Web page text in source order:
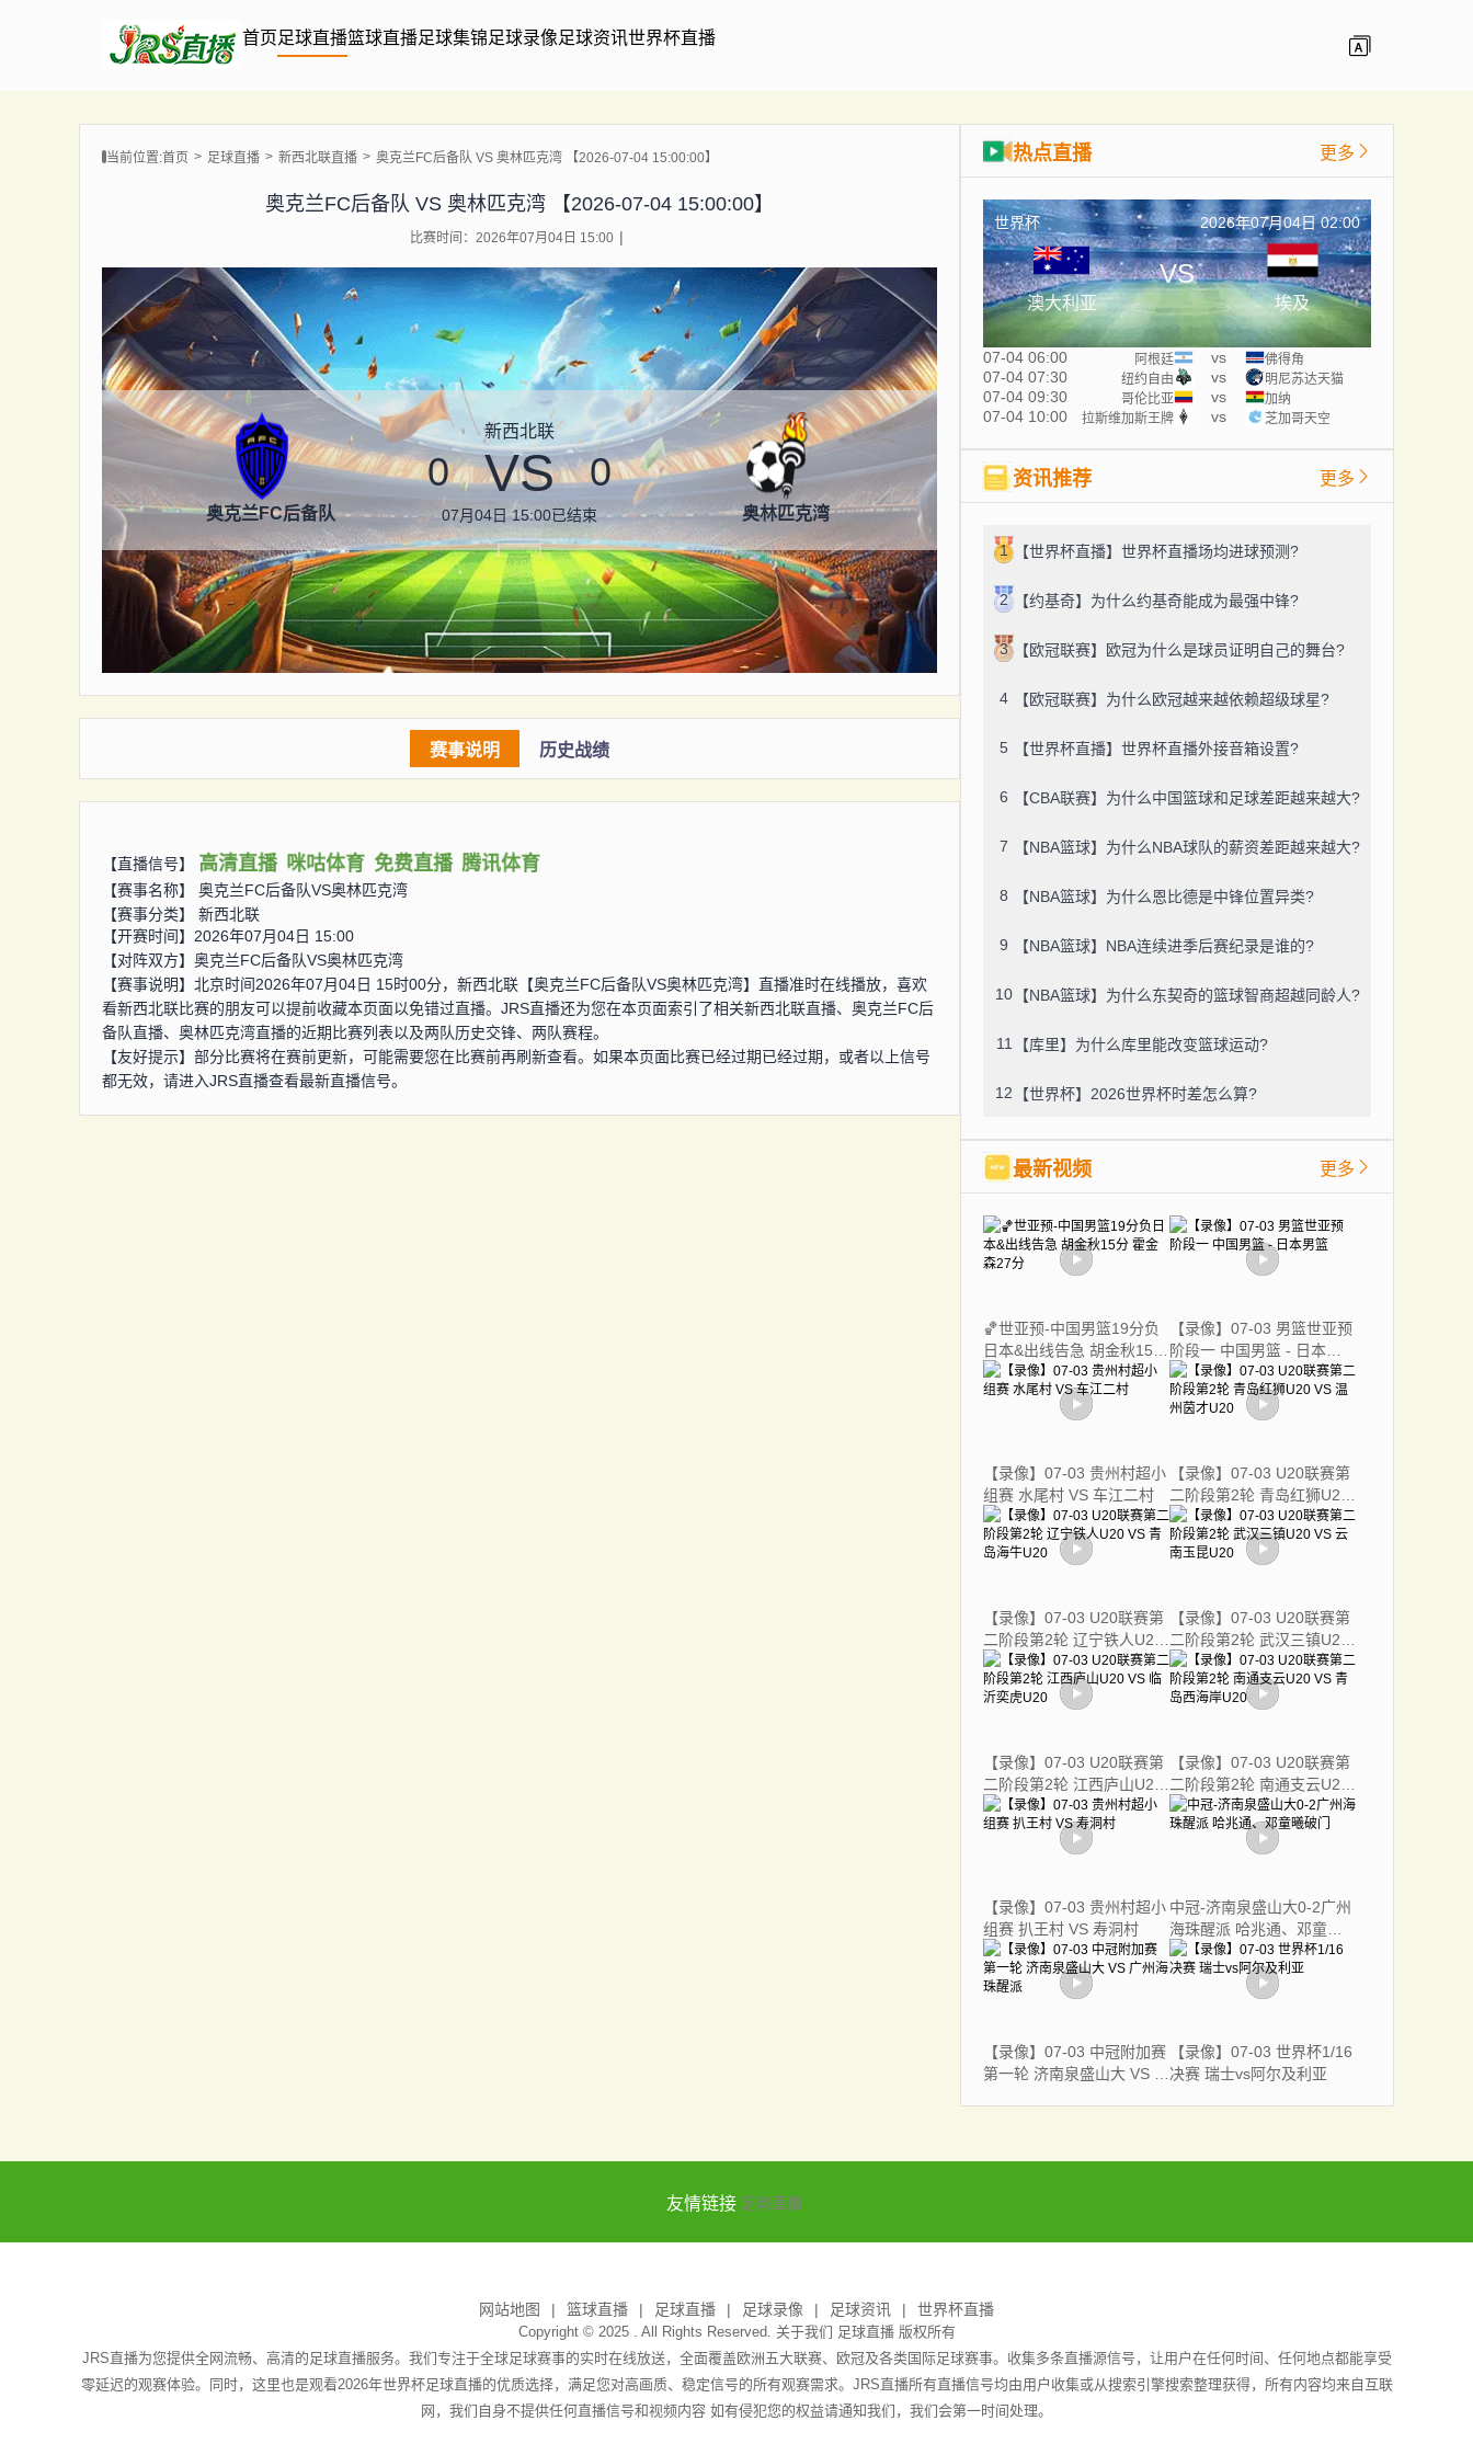
首页足球直播篮球直播足球集锦足球录像足球资讯世界杯直播
当前位置:首页 足球直播 新西北联直播 奥克兰FC后备队 VS 奥林匹克湾 【2026-07-04 15:00:00】
奥克兰FC后备队 VS 奥林匹克湾 【2026-07-04 15:00:00】
比赛时间：2026年07月04日 15:00
奥克兰FC后备队
新西北联
0 VS 0
07月04日 15:00已结束 奥林匹克湾
赛事说明 历史战绩
【直播信号】 高清直播 咪咕体育 免费直播 腾讯体育
【赛事名称】 奥克兰FC后备队VS奥林匹克湾
【赛事分类】 新西北联
【开赛时间】2026年07月04日 15:00
【对阵双方】 奥克兰FC后备队VS奥林匹克湾
【赛事说明】北京时间2026年07月04日 15时00分，新西北联【奥克兰FC后备队VS奥林匹克湾】直播准时在线播放，喜欢
看新西北联比赛的朋友可以提前收藏本页面以免错过直播。JRS直播还为您在本页面索引了相关新西北联直播、奥克兰FC后
备队直播、奥林匹克湾直播的近期比赛列表以及两队历史交锋、两队赛程。
【友好提示】部分比赛将在赛前更新，可能需要您在比赛前再刷新查看。如果本页面比赛已经过期已经过期，或者以上信号
都无效，请进入JRS直播查看最新直播信号。
热点直播 更多
世界杯 2026年07月04日 02:00
澳大利亚
VS
埃及
07-04 06:00 阿根廷 vs 佛得角
07-04 07:30 纽约自由 vs 明尼苏达天猫
07-04 09:30 哥伦比亚 vs 加纳
07-04 10:00 拉斯维加斯王牌 vs 芝加哥天空
资讯推荐 更多
1 【世界杯直播】世界杯直播场均进球预测?
2 【约基奇】为什么约基奇能成为最强中锋?
3 【欧冠联赛】欧冠为什么是球员证明自己的舞台?
4 【欧冠联赛】为什么欧冠越来越依赖超级球星?
5 【世界杯直播】世界杯直播外接音箱设置?
6 【CBA联赛】为什么中国篮球和足球差距越来越大?
7 【NBA篮球】为什么NBA球队的薪资差距越来越大?
8 【NBA篮球】为什么恩比德是中锋位置异类?
9 【NBA篮球】NBA连续进季后赛纪录是谁的?
10 【NBA篮球】为什么东契奇的篮球智商超越同龄人?
11 【库里】为什么库里能改变篮球运动?
12 【世界杯】2026世界杯时差怎么算?
最新视频 更多
🏀世亚预-中国男篮19分负
日本&出线告急 胡金秋15分
霍金森27分
【录像】07-03 男篮世亚预
阶段一 中国男篮 - 日本男
篮
【录像】07-03 贵州村超小
组赛 水尾村 VS 车江二村
【录像】07-03 U20联赛第
二阶段第2轮 青岛红狮U20
VS 温州茵才U20
【录像】07-03 U20联赛第
二阶段第2轮 辽宁铁人U20
VS 青岛海牛U20
【录像】07-03 U20联赛第
二阶段第2轮 武汉三镇U20
VS 云南玉昆U20
【录像】07-03 U20联赛第
二阶段第2轮 江西庐山U20
VS 临沂奕虎U20
【录像】07-03 U20联赛第
二阶段第2轮 南通支云U20
VS 青岛西海岸U20
【录像】07-03 贵州村超小
组赛 扒王村 VS 寿洞村
中冠-济南泉盛山大0-2广州
海珠醒派 哈兆通、邓童曦
破门
【录像】07-03 中冠附加赛
第一轮 济南泉盛山大 VS 广
【录像】07-03 世界杯1/16
决赛 瑞士vs阿尔及利亚
友情链接 足球直播
网站地图 篮球直播 足球直播 足球录像 足球资讯 世界杯直播
Copyright © 2025 . All Rights Reserved. 关于我们 足球直播版权所有
JRS直播为您提供全网流畅、高清的足球直播服务。我们专注于全球足球赛事的实时在线放送，全面覆盖欧洲五大联赛、欧冠及各类国际足球赛事。收集多条直播源信号，让用户在任何时间、任何地点都能享受
零延迟的观赛体验。同时，这里也是观看2026年世界杯足球直播的优质选择，满足您对高画质、稳定信号的所有观赛需求。JRS直播所有直播信号均由用户收集或从搜索引擎搜索整理获得，所有内容均来自互联
网，我们自身不提供任何直播信号和视频内容 如有侵犯您的权益请通知我们，我们会第一时间处理。